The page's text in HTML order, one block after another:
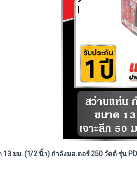
มม. (1/2 นิ้ว) กำลังมอเตอร์ 250 วัตต์ รุ่น